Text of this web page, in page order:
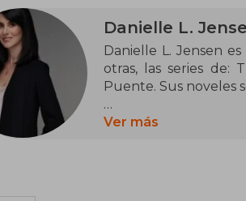
Danielle L.
Danielle L. Jensen es una
otras, las series de:
Puente. Sus noveles
Vive con su familia en
Ver más